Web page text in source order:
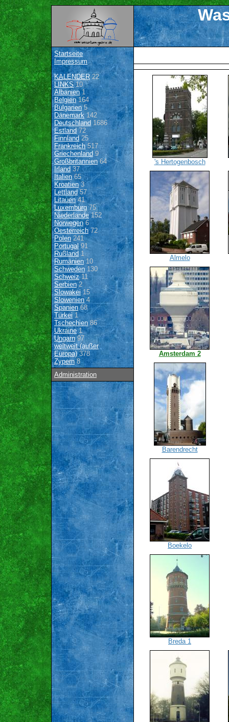
Startseite
Impressum
KALENDER22
LINKS10
Albanien1
Belgien164
Bulgarien 5
Dänemark142
Deutschland 1686
Estland 72
Finnland 25
Frankreich517
Griechenland9
Großbritannien64
Irland 37
Italien65
Kroatien3
Lettland57
Litauen41
Luxemburg 75
Niederlande152
Norwegen6
Oesterreich72
Polen 241
Portugal91
Rußland 1
Rumänien10
Schweden 130
Schweiz11
Serbien2
Slowakei15
Slowenien4
Spanien68
Türkei1
Tschechien 86
Ukraine1
Ungarn97
weltweit (außer
Europa)378
Zypern8
Administration
's Hertogenbosch
Almelo
Amsterdam 2
Barendrecht
Boekelo
Breda 1